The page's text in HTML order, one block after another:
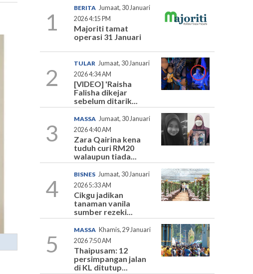
1
BERITA Jumaat, 30 Januari
2026 4:15 PM
Majoriti tamat
operasi 31 Januari
2
TULAR Jumaat, 30 Januari
2026 4:34 AM
[VIDEO] 'Raisha
Falisha dikejar
sebelum ditarik...
3
MASSA Jumaat, 30 Januari
2026 4:40 AM
Zara Qairina kena
tuduh curi RM20
walaupun tiada...
4
BISNES Jumaat, 30 Januari
2026 5:33 AM
Cikgu jadikan
tanaman vanila
sumber rezeki...
5
MASSA Khamis, 29 Januari
2026 7:50 AM
Thaipusam: 12
persimpangan jalan
di KL ditutup...